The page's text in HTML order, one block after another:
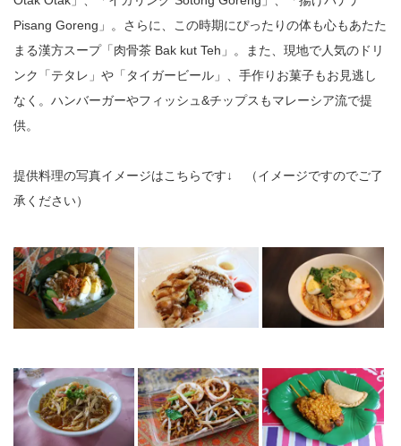
Pisang Goreng」。さらに、この時期にぴったりの体も心もあたた
まる漢方スープ「肉骨茶 Bak kut Teh」。また、現地で人気のドリ
ンク「テタレ」や「タイガービール」、手作りお菓子もお見逃し
なく。ハンバーガーやフィッシュ&チップスもマレーシア流で提
供。
提供料理の写真イメージはこちらです↓ （イメージですのでご了
承ください）